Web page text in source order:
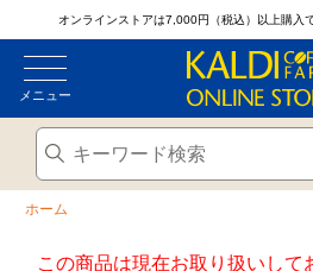
オンラインストアは7,000円（税込）以上購入
メニュー
ホーム
この商品は現在お取り扱いして